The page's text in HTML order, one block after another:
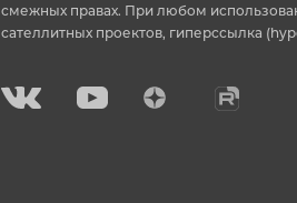
смежных правах. При любом
сателлитных проектов, гиперссылка